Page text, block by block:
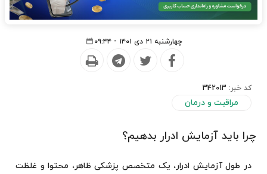
چهارشنبه ۲۱ دی ۱۴۰۱ - ۰۹:۴۴
کد خبر: 342013
مراقبت و درمان
چرا باید آزمایش ادرار بدهیم؟
در طول آزمایش ادرار، یک متخصص پزشکی ظاهر، محتوا و غلظت